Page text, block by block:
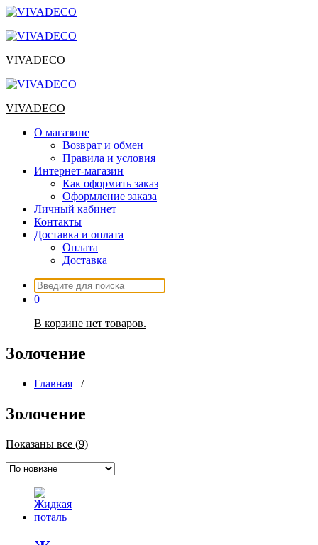
Перейти
содержимому
VIVADECO
VIVADECO
О магазине
Возврат и обмен
Правила и условия
Интернет-магазин
Как оформить заказ
Оформление заказа
Личный кабинет
Контакты
Доставка и оплата
Оплата
Доставка
Искать:
0
В корзине нет товаров.
Золочение
Главная /
Золочение
Показаны все (9)Сортировка:
недавние